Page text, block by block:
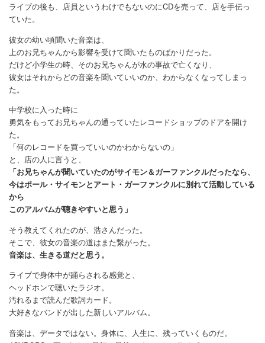
ライブの後も、店員というわけでもないのにCDを売って、店を手伝っ
ていた。
彼女の幼い頃聞いた音楽は、
上のお兄ちゃんから影響を受けて聞いたものばかりだった。
だけど小学生の時、そのお兄ちゃんが水の事故で亡くなり、
彼女はそれからどの音楽を聞いていいのか、わからなくなってしまっ
た。
中学校に入った時に
勇気をもってお兄ちゃんの通っていたレコードショップのドアを開け
た。
「何のレコードを買っていいのかわからないの」
と、店の人に言うと、
「お兄ちゃんが聞いていたのがサイモン＆ガーファンクルだったなら、
今はポール・サイモンとアート・ガーファンクルに別れて活動している
から
このアルバムが聴きやすいと思う」
そう教えてくれたのが、浩さんだった。
そこで、彼女の音楽の道はまた繋がった。
音楽は、生きる道だと思う。
ライブで身体中が踊らされる感覚と、
ヘッドホンで聴いたラジオ。
汚れるまで読んだ歌詞カード。
大好きなバンドが出した新しいアルバム。
音楽は、データではない。身体に、人生に、残っていくものだ。